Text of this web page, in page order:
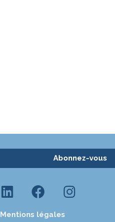
Abonnez-vous
Mentions légales